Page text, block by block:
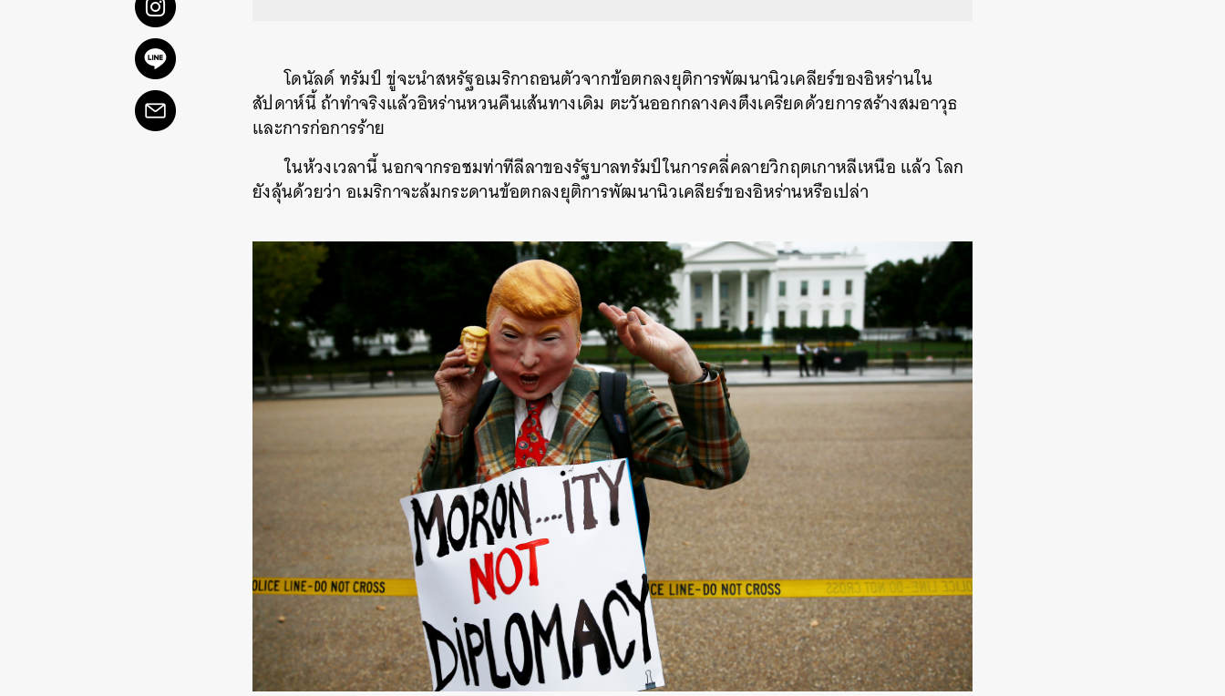
โดนัลด์ ทรัมป์ ขู่จะนำสหรัฐอเมริกาถอนตัวจากข้อตกลงยุติการพัฒนานิวเคลียร์ของอิหร่านใน
สัปดาห์นี้ ถ้าทำจริงแล้วอิหร่านหวนคืนเส้นทางเดิม ตะวันออกกลางคงตึงเครียดด้วยการสร้างสมอาวุธ
และการก่อการร้าย
ในห้วงเวลานี้ นอกจากรอชมท่าทีลีลาของรัฐบาลทรัมป์ในการคลี่คลายวิกฤตเกาหลีเหนือ แล้ว โลก
ยังลุ้นด้วยว่า อเมริกาจะล้มกระดานข้อตกลงยุติการพัฒนานิวเคลียร์ของอิหร่านหรือเปล่า